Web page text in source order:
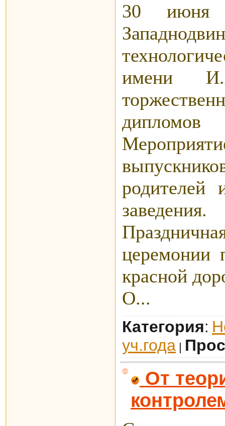
30 июня
имени
дипломов
родителей
заведения.
церемонии
красной
О...
Категория:
уч.года |
От